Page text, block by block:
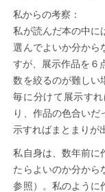
私からの考察：
私が読んだ本の中に
選んでよいか分から
すが、展示作品を６
数を絞るのが難しい
毎に分けて展示す
り、作品の色合い
示すればまとまりが
私自身は、数年前に
たらよいのか分から
参照）。私のように